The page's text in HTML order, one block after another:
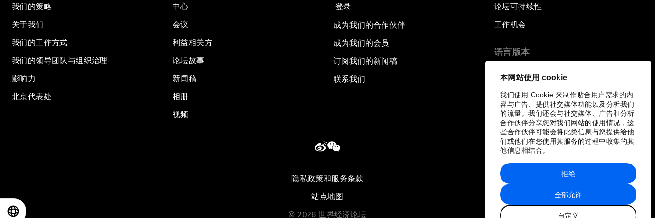
本网站使用 cookie
我们使用 Cookie 来制作贴合用户需求的内
容与广告、提供社交媒体功能以及分析我们
的流量。我们还会与社交媒体、广告和分析
合作伙伴分享您对我们网站的使用情况，这
些合作伙伴可能会将此类信息与您提供给他
们或他们在您使用其服务的过程中收集的其
他信息相结合。
全部允许
自定义
拒绝
我们的策略
关于我们
我们的工作方式
我们的领导团队与组织治理
影响力
北京代表处
中心
会议
利益相关方
论坛故事
新闻稿
相册
视频
登录
成为我们的合作伙伴
成为我们的会员
订阅我们的新闻稿
联系我们
论坛可持续性
工作机会
语言版本
隐私政策和服务条款
站点地图
© 2026 世界经济论坛